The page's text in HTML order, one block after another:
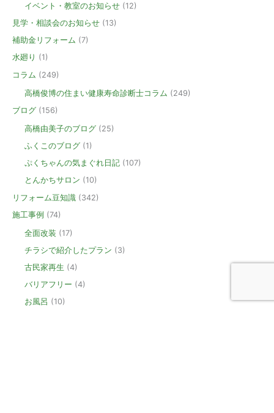
イベント・教室のお知らせ (12)
見学・相談会のお知らせ (13)
補助金リフォーム (7)
水廻り (1)
コラム (249)
高橋俊博の住まい健康寿命診断士コラム (249)
ブログ (156)
高橋由美子のブログ (25)
ふくこのブログ (1)
ぷくちゃんの気まぐれ日記 (107)
とんかちサロン (10)
リフォーム豆知識 (342)
施工事例 (74)
全面改装 (17)
チラシで紹介したプラン (3)
古民家再生 (4)
バリアフリー (4)
お風呂 (10)